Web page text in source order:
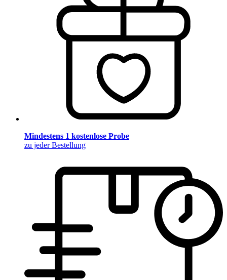
Mindestens 1 kostenlose Probe
zu jeder Bestellung